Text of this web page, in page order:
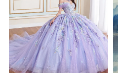
to
end